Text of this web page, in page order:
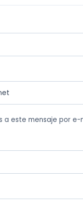
a este mensaje por e-